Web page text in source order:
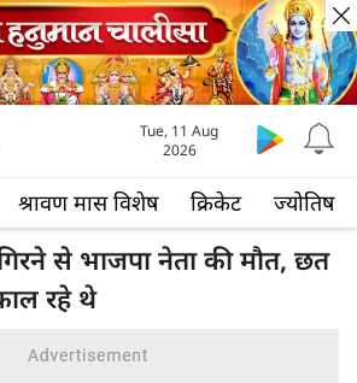
श्रावण मास विशेष क्रिकेट ज्योतिष
Tue, 11 Aug
2026
से भाजपा नेता की मौत, छत
रहे थे